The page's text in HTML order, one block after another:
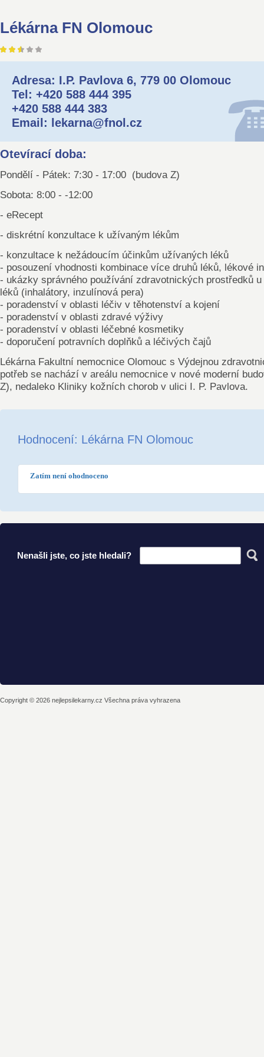
Lékárna FN Olomouc
Adresa: I.P. Pavlova 6, 779 00 Olomouc
Tel: +420 588 444 395
+420 588 444 383
Email: lekarna@fnol.cz
Otevírací doba:
Pondělí - Pátek: 7:30 - 17:00 (budova Z)
Sobota: 8:00 - -12:00
- eRecept
- diskrétní konzultace k užívaným lékům
- konzultace k nežádoucím účinkům užívaných léků
- posouzení vhodnosti kombinace více druhů léků, lékové
- ukázky správného používání zdravotnických prostředků
léků (inhalátory, inzulínová pera)
- poradenství v oblasti léčiv v těhotenství a kojení
- poradenství v oblasti zdravé výživy
- poradenství v oblasti léčebné kosmetiky
- doporučení potravních doplňků a léčivých čajů
Lékárna Fakultní nemocnice Olomouc s Výdejnou
potřeb se nachází v areálu nemocnice v nové moderní
Z), nedaleko Kliniky kožních chorob v ulici I. P. Pavlova.
Hodnocení: Lékárna FN Olomouc
Zatím není ohodnoceno
Nenašli jste, co jste hledali?
Copyright © 2026 nejlepsilekarny.cz Všechna práva vyhrazena